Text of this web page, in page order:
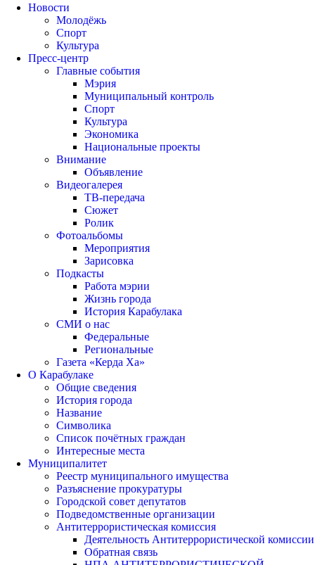
Новости
Молодёжь
Спорт
Культура
Пресс-центр
Главные события
Мэрия
Муниципальный контроль
Спорт
Культура
Экономика
Национальные проекты
Внимание
Объявление
Видеогалерея
ТВ-передача
Сюжет
Ролик
Фотоальбомы
Мероприятия
Зарисовка
Подкасты
Работа мэрии
Жизнь города
История Карабулака
СМИ о нас
Федеральные
Региональные
Газета «Керда Ха»
О Карабулаке
Общие сведения
История города
Название
Символика
Список почётных граждан
Интересные места
Муниципалитет
Реестр муниципального имущества
Разъяснение прокуратуры
Городской совет депутатов
Подведомственные организации
Антитеррористическая комиссия
Деятельность Антитеррористической комиссии
Обратная связь